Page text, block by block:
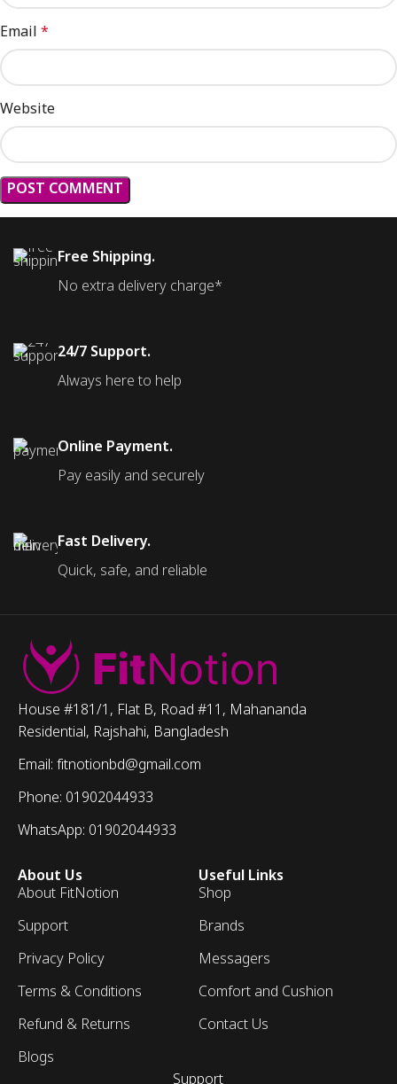
Email *
Website
Free Shipping.
No extra delivery charge*
24/7 Support.
Always here to help
Online Payment.
Pay easily and securely
Fast Delivery.
Quick, safe, and reliable
House #181/1, Flat B, Road #11, Mahananda
Residential, Rajshahi, Bangladesh
Email: fitnotionbd@gmail.com
Phone: 01902044933
WhatsApp: 01902044933
About Us
About FitNotion
Support
Privacy Policy
Terms & Conditions
Refund & Returns
Blogs
Useful Links
Shop
Brands
Messagers
Comfort and Cushion
Contact Us